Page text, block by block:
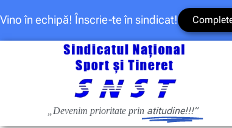
Vino în echipă! Înscrie-te în sindicat!
„Devenim prioritate prin atitudine!!!”